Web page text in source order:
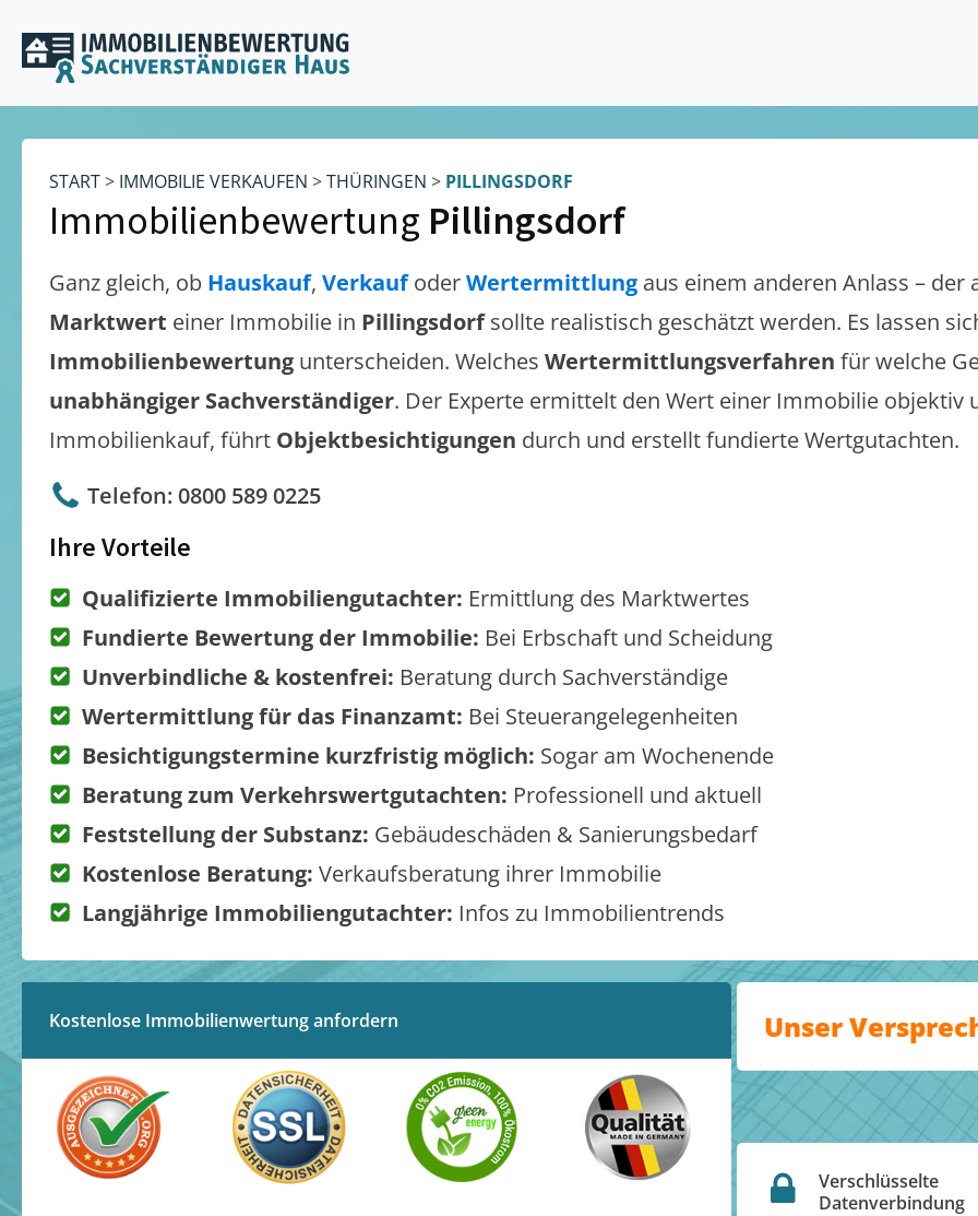
START> IMMOBILIE VERKAUFEN >THÜRINGEN > PILLINGSDORF
Immobilienbewertung Pillingsdorf
Ganz gleich, ob Hauskauf, VerkaufoderWertermittlung aus einem anderen Anlass – der
Marktwert einer Immobilie in Pillingsdorf sollte realistisch geschätzt werden. Es lassen
Immobilienbewertung unterscheiden. Welches Wertermittlungsverfahren für welche
unabhängiger Sachverständiger. Der Experte ermittelt den Wert einer Immobilie objektiv
Immobilienkauf, führt Objektbesichtigungen durch und erstellt fundierte Wertgutachten.
Telefon: 0800 589 0225
Ihre Vorteile
Qualifizierte Immobiliengutachter: Ermittlung des Marktwertes
Fundierte Bewertung der Immobilie: Bei Erbschaft und Scheidung
Unverbindliche & kostenfrei: Beratung durch Sachverständige
Wertermittlung für das Finanzamt: Bei Steuerangelegenheiten
Besichtigungstermine kurzfristig möglich: Sogar am Wochenende
Beratung zum Verkehrswertgutachten: Professionell und aktuell
Feststellung der Substanz: Gebäudeschäden & Sanierungsbedarf
Kostenlose Beratung: Verkaufsberatung ihrer Immobilie
Langjährige Immobiliengutachter: Infos zu Immobilientrends
Kostenlose Immobilienwertung anfordern Unser
Verschlüsselte
Datenverbindung